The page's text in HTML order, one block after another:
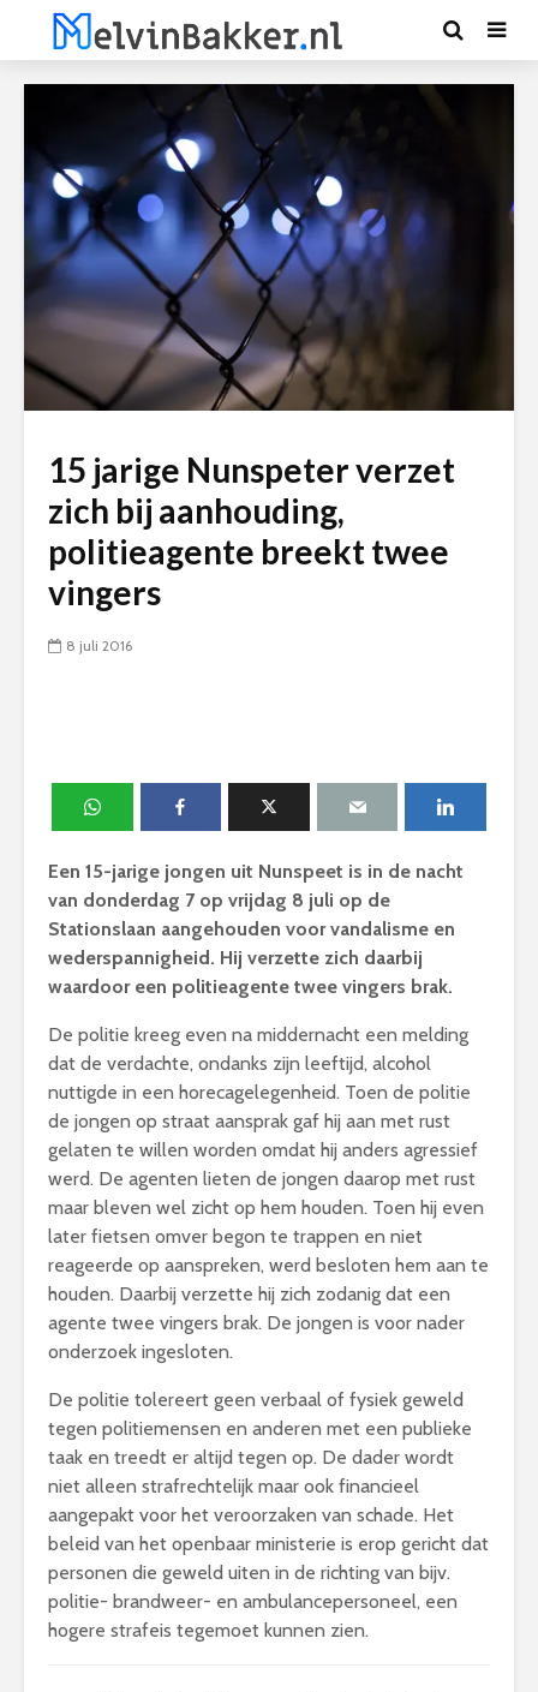
15 jarige Nunspeter verzet
zich bij aanhouding,
politieagente breekt twee
vingers
8 juli 2016
Een 15-jarige jongen uit Nunspeet is in de nacht
van donderdag 7 op vrijdag 8 juli op de
Stationslaan aangehouden voor vandalisme en
wederspannigheid. Hij verzette zich daarbij
waardoor een politieagente twee vingers brak.
De politie kreeg even na middernacht een melding
dat de verdachte, ondanks zijn leeftijd, alcohol
nuttigde in een horecagelegenheid. Toen de politie
de jongen op straat aansprak gaf hij aan met rust
gelaten te willen worden omdat hij anders agressief
werd. De agenten lieten de jongen daarop met rust
maar bleven wel zicht op hem houden. Toen hij even
later fietsen omver begon te trappen en niet
reageerde op aanspreken, werd besloten hem aan te
houden. Daarbij verzette hij zich zodanig dat een
agente twee vingers brak. De jongen is voor nader
onderzoek ingesloten.
De politie tolereert geen verbaal of fysiek geweld
tegen politiemensen en anderen met een publieke
taak en treedt er altijd tegen op. De dader wordt
niet alleen strafrechtelijk maar ook financieel
aangepakt voor het veroorzaken van schade. Het
beleid van het openbaar ministerie is erop gericht dat
personen die geweld uiten in de richting van bijv.
politie- brandweer- en ambulancepersoneel, een
hogere strafeis tegemoet kunnen zien.